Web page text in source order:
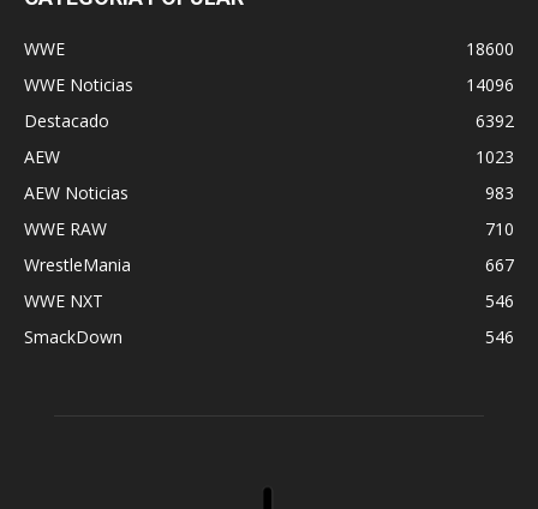
WWE
18600
WWE Noticias
14096
Destacado
6392
AEW
1023
AEW Noticias
983
WWE RAW
710
WrestleMania
667
WWE NXT
546
SmackDown
546